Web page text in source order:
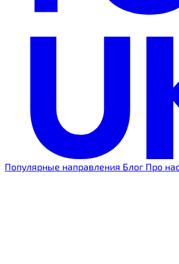
Популярные направления Блог Про нас